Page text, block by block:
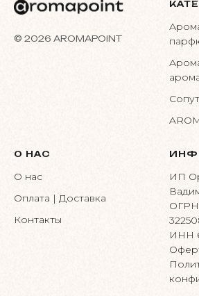
© 2026 AROMAPOINT
О НАС
О нас
Оплата | Доставка
Контакты
ИП
ИНН